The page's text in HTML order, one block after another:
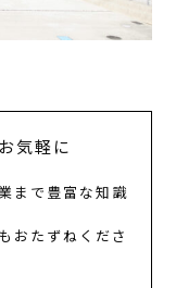
気軽に
まで豊富な知識
おたずねくださ